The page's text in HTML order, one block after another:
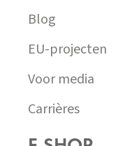
Blog
EU-projecten
Voor media
Carrières